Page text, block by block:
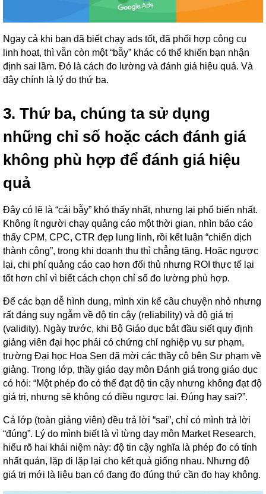
Ngay cả khi bạn đã biết chạy ads tốt, đã phối hợp công cụ
linh hoạt, thì vẫn còn một “bẫy” khác có thể khiến bạn nhận
định sai lầm. Đó là cách đo lường và đánh giá hiệu quả. Và
đây chính là lý do thứ ba.
3. Thứ ba, chúng ta sử dụng
những chỉ số hoặc cách đánh giá
không phù hợp để đánh giá hiệu
quả
Đây có lẽ là “cái bẫy” khó thấy nhất, nhưng lại phổ biến nhất.
Không ít người chạy quảng cáo một thời gian, nhìn báo cáo
thấy CPM, CPC, CTR đẹp lung linh, rồi kết luận “chiến dịch
thành công”, trong khi doanh thu thì chẳng tăng. Hoặc ngược
lại, chi phí quảng cáo cao hơn đối thủ nhưng ROI thực tế lại
tốt hơn chỉ vì biết cách chọn chỉ số đo lường phù hợp.
Để các bạn dễ hình dung, mình xin kể câu chuyện nhỏ nhưng
rất đáng suy ngẫm về độ tin cậy (reliability) và độ giá trị
(validity). Ngày trước, khi Bộ Giáo dục bắt đầu siết quy định
giảng viên đại học phải có chứng chỉ nghiệp vụ sư phạm,
trường Đại học Hoa Sen đã mời các thầy cô bên Sư phạm về
giảng. Trong lớp, thầy giáo dạy môn Đánh giá trong giáo dục
có hỏi: “Một phép đo có thể đạt độ tin cậy nhưng không đạt độ
giá trị, nhưng sẽ không có điều ngược lại. Đúng hay sai?”.
Cả lớp (toàn giảng viên) đều trả lời “sai”, chỉ có mình trả lời
“đúng”. Lý do mình biết là vì từng dạy môn Market Research,
hiểu rõ hai khái niệm này: độ tin cậy nghĩa là phép đo có tính
nhất quán, lặp đi lặp lại cho kết quả giống nhau. Nhưng độ
giá trị mới là liệu bạn có đang đo đúng thứ cần đo hay không.